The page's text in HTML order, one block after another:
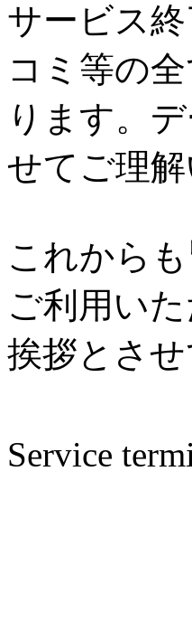
サービス
コミ等の
ります。
せてご理
これから
ご利用い
挨拶とさ
Service